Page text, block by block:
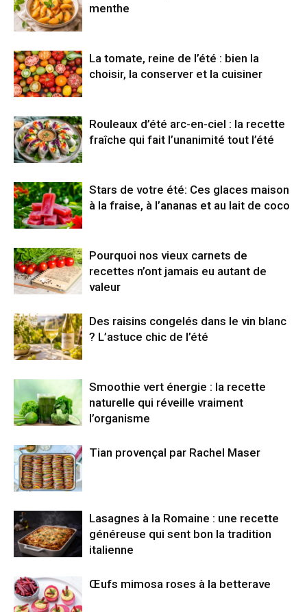
menthe
La tomate, reine de l’été : bien la
choisir, la conserver et la cuisiner
Rouleaux d’été arc-en-ciel : la recette
fraîche qui fait l’unanimité tout l’été
Stars de votre été: Ces glaces maison
à la fraise, à l’ananas et au lait de coco
Pourquoi nos vieux carnets de
recettes n’ont jamais eu autant de
valeur
Des raisins congelés dans le vin blanc
? L’astuce chic de l’été
Smoothie vert énergie : la recette
naturelle qui réveille vraiment
l’organisme
Tian provençal par Rachel Maser
Lasagnes à la Romaine : une recette
généreuse qui sent bon la tradition
italienne
Œufs mimosa roses à la betterave